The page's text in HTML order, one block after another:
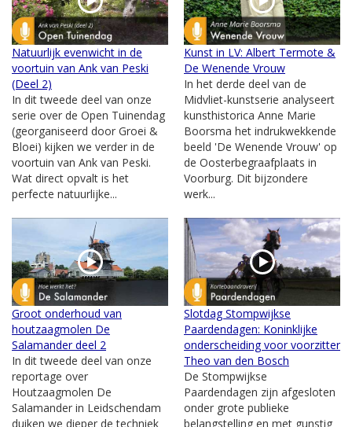
Natuurlijk evenwicht in de
voortuin van Ank van Peski
(Deel 2)
In dit tweede deel van onze
serie over de Open Tuinendag
(georganiseerd door Groei &
Bloei) kijken we verder in de
voortuin van Ank van Peski.
Wat direct opvalt is het
perfecte natuurlijke...
Kunst in LV: Albert Termote &
De Wenende Vrouw
In het derde deel van de
Midvliet-kunstserie analyseert
kunsthistorica Anne Marie
Boorsma het indrukwekkende
beeld 'De Wenende Vrouw' op
de Oosterbegraafplaats in
Voorburg. Dit bijzondere
werk...
Groot onderhoud van
houtzaagmolen De
Salamander deel 2
In dit tweede deel van onze
reportage over
Houtzaagmolen De
Salamander in Leidschendam
duiken we dieper de techniek
Slotdag Stompwijkse
Paardendagen: Koninklijke
onderscheiding voor voorzitter
Theo van den Bosch
De Stompwijkse
Paardendagen zijn afgesloten
onder grote publieke
belangstelling en met gunstig